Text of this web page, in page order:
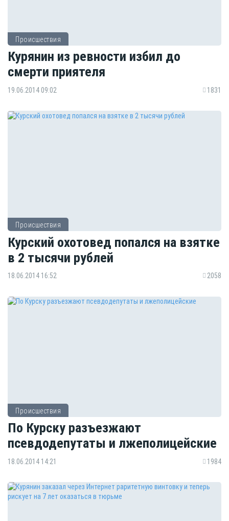
Происшествия
Курянин из ревности избил до
смерти приятеля
19.06.2014 09:02 1831
Происшествия
Курский охотовед попался на взятке
в 2 тысячи рублей
18.06.2014 16:52 2058
Происшествия
По Курску разъезжают
псевдодепутаты и лжеполицейские
18.06.2014 14:21 1984